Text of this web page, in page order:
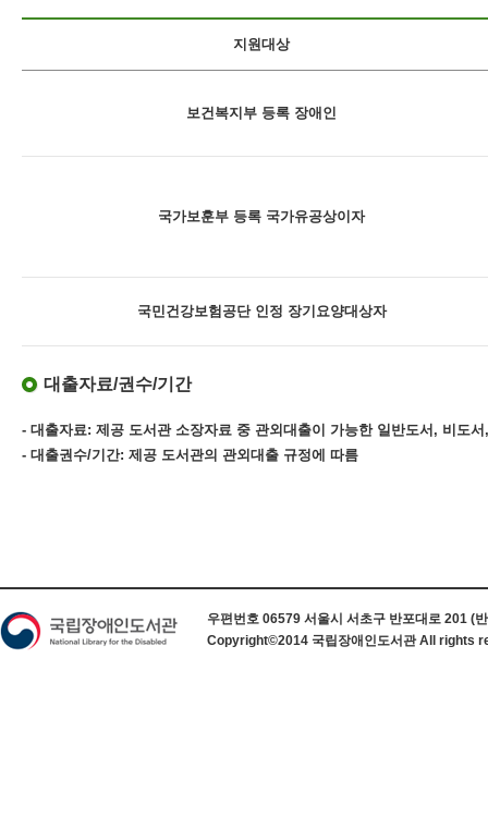
지원대상
보건복지부 등록 장애인
국가보훈부 등록 국가유공상이자
국민건강보험공단 인정 장기요양대상자
대출자료/권수/기간
- 대출자료: 제공 도서관 소장자료 중 관외대출이 가능한 일반도서, 비도
- 대출권수/기간: 제공 도서관의 관외대출 규정에 따름
우편번호 06579 서울시 서초구 반포대로 201 (
Copyright©2014 국립장애인도서관 All rights